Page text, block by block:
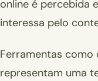
online é percebida
interessa pelo
Ferramentas como
representam uma